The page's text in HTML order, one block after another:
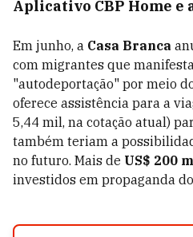
Aplicativo CBP Home e
Em junho, a Casa Branca
com migrantes que
"autodeportação" por meio
oferece assistência para a
5,44 mil, na cotação atual)
também teriam a
no futuro. Mais de US$ 200
investidos em propaganda do